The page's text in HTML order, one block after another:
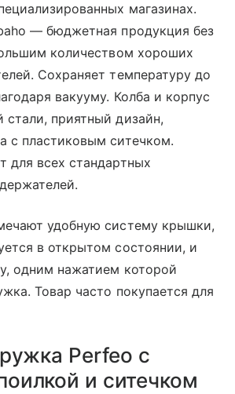
магазинах.
— бюджетная продукция без
количеством хороших
Сохраняет температуру до
вакууму. Колба и корпус
приятный дизайн,
с пластиковым ситечком.
для всех стандартных
удобную систему крышки,
в открытом состоянии, и
одним нажатием которой
Товар часто покупается для
Perfeo с
и ситечком